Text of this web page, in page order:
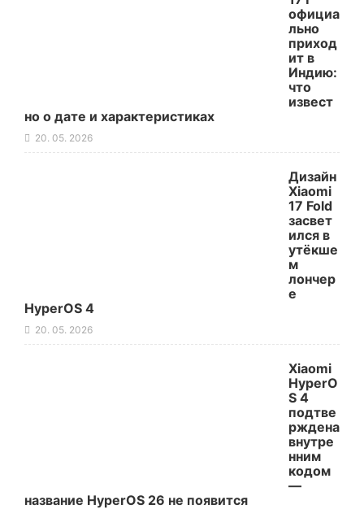
официа
льно
приход
ит в
Индию:
что
извест
но о дате и характеристиках
20. 05. 2026
Дизайн
Xiaomi
17 Fold
засвет
ился в
утёкше
м
лончер
е
HyperOS 4
20. 05. 2026
Xiaomi
HyperO
S 4
подтве
рждена
внутре
нним
кодом
—
название HyperOS 26 не появится